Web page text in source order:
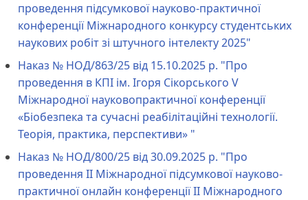
проведення підсумкової науково-практичної
конференції Міжнародного конкурсу студентських
наукових робіт зі штучного інтелекту 2025"
Наказ № НОД/863/25 від 15.10.2025 р. "Про
проведення в КПІ ім. Ігоря Сікорського V
Міжнародної науковопрактичної конференції
«Біобезпека та сучасні реабілітаційні технології.
Теорія, практика, перспективи» "
Наказ № НОД/800/25 від 30.09.2025 р. "Про
проведення ІІ Міжнародної підсумкової науково-
практичної онлайн конференції ІІ Міжнародного